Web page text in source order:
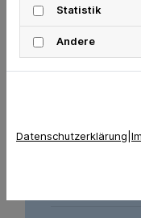
gewohnt bei uns
Statistik
Andere
Datenschutzerklärung